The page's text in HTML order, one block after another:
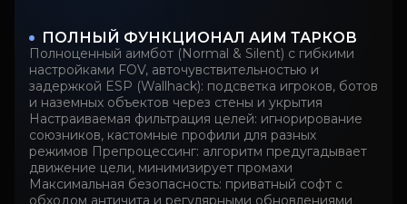
ПОЛНЫЙ ФУНКЦИОНАЛ АИМ ТАРКОВ
Полноценный аимбот (Normal & Silent) с гибкими
настройками FOV, авточувствительностью и
задержкой ESP (Wallhack): подсветка игроков, ботов
и наземных объектов через стены и укрытия
Настраиваемая фильтрация целей: игнорирование
союзников, кастомные профили для разных
режимов Препроцессинг: алгоритм предугадывает
движение цели, минимизирует промахи
Максимальная безопасность: приватный софт с
обходом античита и регулярными обновлениями